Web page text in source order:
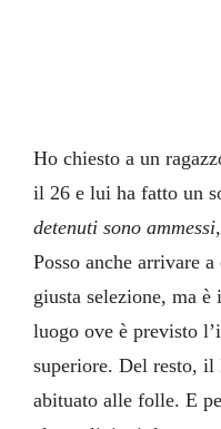
Ho chiesto a un
il 26 e lui ha fatto un
detenuti sono
Posso anche arrivare
giusta selezione, ma è
luogo ove è previsto
superiore. Del resto, il
abituato alle folle. E